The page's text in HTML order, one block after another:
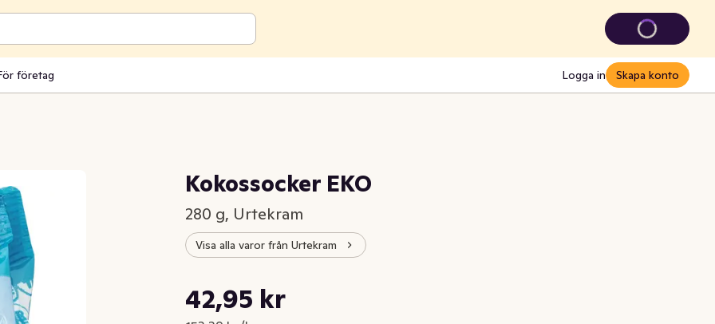
företag Logga in Skapa konto
Kokossocker EKO
280 g, Urtekram
Visa alla varor från Urtekram
Nuvarande pris är: 42,95 kr
42,95 kr
Styckpris: 153,39 kr /kg